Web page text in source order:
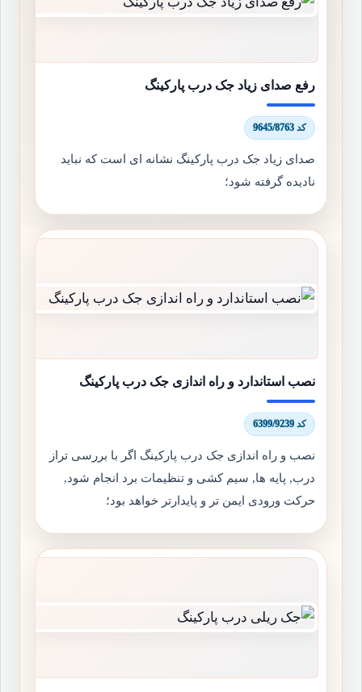
رفع صدای زیاد جک درب پارکینگ
کد 9645/8763
صدای زیاد جک درب پارکینگ نشانه ای است که نباید
نادیده گرفته شود؛
نصب استاندارد و راه اندازی جک درب پارکینگ
کد 6399/9239
نصب و راه اندازی جک درب پارکینگ اگر با بررسی تراز
درب, پایه ها, سیم کشی و تنظیمات برد انجام شود,
حرکت ورودی ایمن تر و پایدارتر خواهد بود؛